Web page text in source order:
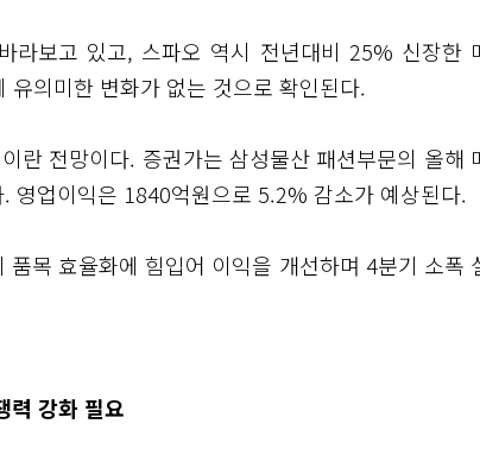
라보고 있고, 스파오 역시 전년대비 25% 신장한
의미한 변화가 없는 것으로 확인된다.
란 전망이다. 증권가는 삼성물산 패션부문의 올해
영업이익은 1840억원으로 5.2% 감소가 예상된다.
목 효율화에 힘입어 이익을 개선하며 4분기 소폭
강화 필요